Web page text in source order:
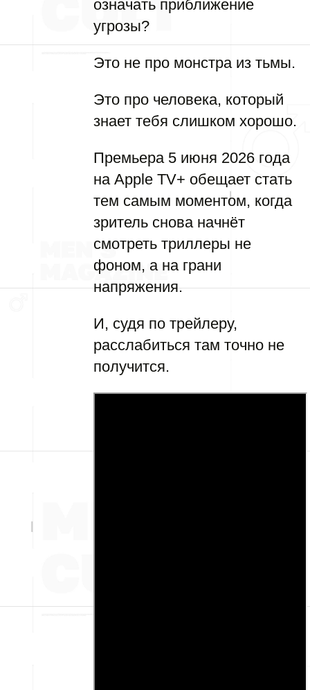
означать приближение
угрозы?
Это не про монстра из тьмы.
Это про человека, который
знает тебя слишком хорошо.
Премьера 5 июня 2026 года
на Apple TV+ обещает стать
тем самым моментом, когда
зритель снова начнёт
смотреть триллеры не
фоном, а на грани
напряжения.
И, судя по трейлеру,
расслабиться там точно не
получится.